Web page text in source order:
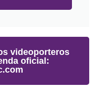
videoporteros
oficial: